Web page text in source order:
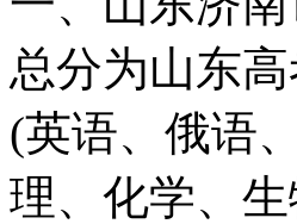
总分为山东
(英语、俄语
理、化学、